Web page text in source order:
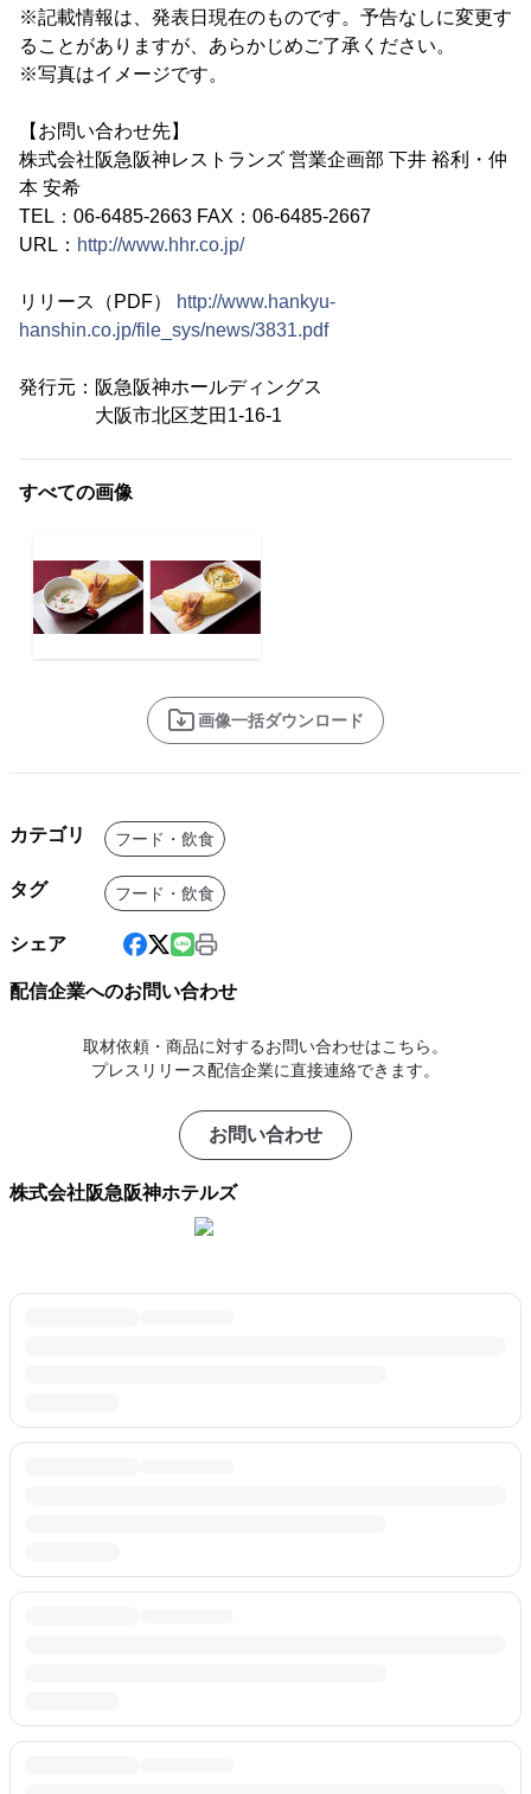
※記載情報は、発表日現在のものです。予告なしに変更す
ることがありますが、あらかじめご了承ください。
※写真はイメージです。
【お問い合わせ先】
株式会社阪急阪神レストランズ 営業企画部 下井 裕利・仲
本 安希
TEL：06-6485-2663 FAX：06-6485-2667
URL： http://www.hhr.co.jp/
リリース（PDF）
http://www.hankyu-
hanshin.co.jp/file_sys/news/3831.pdf
発行元：阪急阪神ホールディングス
大阪市北区芝田1-16-1
すべての画像
画像一括ダウンロード
カテゴリ フード・飲食
タグ フード・飲食
シェア
配信企業へのお問い合わせ
取材依頼・商品に対するお問い合わせはこちら。
プレスリリース配信企業に直接連絡できます。
お問い合わせ
株式会社阪急阪神ホテルズ